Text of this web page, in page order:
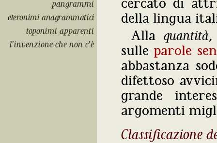
pangrammi
eteronimi anagrammatici
toponimi apparenti
l'invenzione che non c'è
cercato di
della lingua
Alla quantità,
sulle parole
abbastanza
difettoso
grande
argomenti
Classificazione